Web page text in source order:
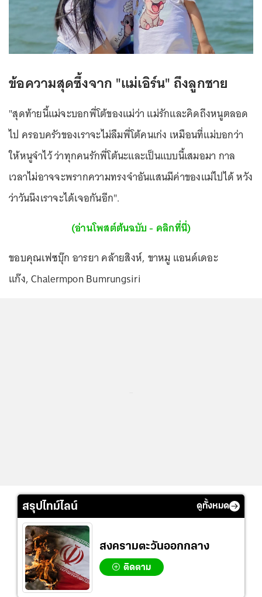
ข้อความสุดซึ้งจาก "แม่เอิร์น" ถึงลูกชาย
"สุดท้ายนี้แม่จะบอกพี่โต้ของแม่ว่า แม่รักและคิดถึงหนูตลอด
ไป ครอบครัวของเราจะไม่ลืมพี่โต้คนเก่ง เหมือนที่แม่บอกว่า
ให้หนูจำไว้ ว่าทุกคนรักพี่โต้นะและเป็นแบบนี้เสมอมา กาล
เวลาไม่อาจจะพรากความทรงจำอันแสนมีค่าของแม่ไปได้ หวัง
ว่าวันนึงเราจะได้เจอกันอีก".
(อ่านโพสต์ต้นฉบับ - คลิกที่นี่)
ขอบคุณเฟซบุ๊ก อารยา คล้ายสิงห์, ขาหมู แอนด์เดอะ
แก๊ง, Chalermpon Bumrungsiri
สรุปไทม์ไลน์ ดูทั้งหมด
สงครามตะวันออกกลาง
ติดตาม